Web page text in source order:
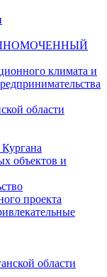
климата и
области
объектов и
проекта
области